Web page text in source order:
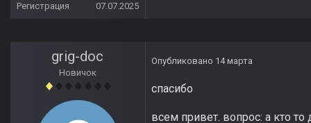
Регистрация
07.07.2025
grig-doc
Новичок
Опубликовано 14 марта
спасибо
всем привет. вопрос: а кто